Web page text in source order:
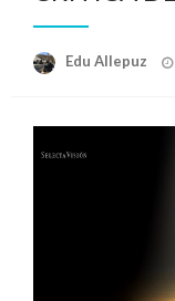
Edu Allepuz